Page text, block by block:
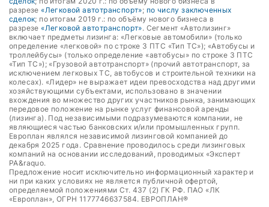
разрезе «Легковой автотранспорт»; по числу заключенных
сделок; по итогам 2019 г.: по объёму нового бизнеса в
разрезе «Легковой автотранспорт». Сегмент «Автолизинг»
включает предметы лизинга: «Легковые автомобили» (только
определение «легковой» по строке 3 ПТС «Тип ТС»); «Автобусы и
троллейбусы» (только определение «автобусы» по строке 3 ПТС
«Тип ТС»); «Грузовой автотранспорт» (прочий автотранспорт, за
исключением легковых ТС, автобусов и строительной техники на
колесах). «Лидер» не выражает идеи превосходства над другими
хозяйствующими субъектами, использовано в значении
вхождения во множество других участников рынка, занимающих
передовое положение на рынке услуг финансовой аренды
(лизинга). Под независимыми подразумеваются компании, не
являющиеся частью банковских и/или промышленных групп.
Европлан являлся независимой лизинговой компанией до
декабря 2025 года. Сравнение проводилось среди лизинговых
компаний на основании исследований, проводимых «Эксперт
РА&raquo.
Предложение носит исключительно информационный характер и
ни при каких условиях не является публичной офертой,
определяемой положениями Ст. 437 (2) ГК РФ. ПАО «ЛК
«Европлан», ОГРН 1177746637584. ЕВРОПЛАН®